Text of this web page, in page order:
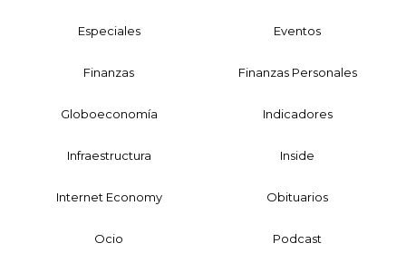
Especiales Eventos
Finanzas Finanzas Personales
Globoeconomía Indicadores
Infraestructura Inside
Internet Economy Obituarios
Ocio Podcast